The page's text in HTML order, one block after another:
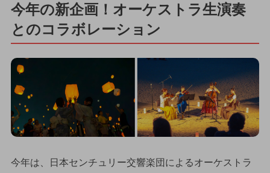
今年の新企画！オーケストラ生演奏
とのコラボレーション
今年は、日本センチュリー交響楽団によるオーケストラ